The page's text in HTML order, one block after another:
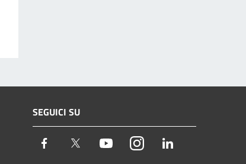
SEGUICI SU
Facebook Twitter YoutubeInstagram